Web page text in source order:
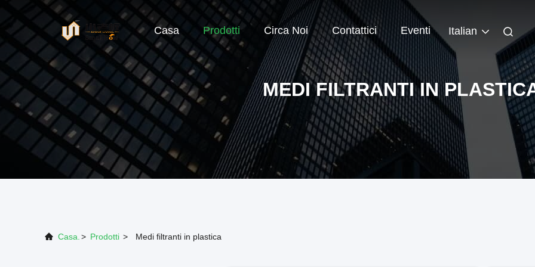
Casa Prodotti Circa Noi Contattici Eventi Italian
MEDI FILTRANTI IN
Casa. > Prodotti > Medi filtranti in plastica